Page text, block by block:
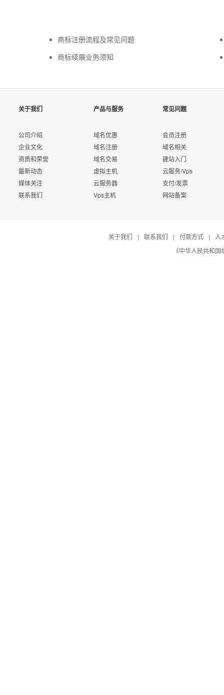
商标注册流程及常见问题
商标续展业务须知
关于我们
公司介绍
企业文化
资质和荣誉
最新动态
媒体关注
联系我们
产品与服务
域名优惠
域名注册
域名交易
虚拟主机
云服务器
Vps主机
常见问题
会员注册
域名相关
建站入门
云服务/Vps
支付/发票
网站备案
关于我们 | 联系我们 | 付款方式 |
人
《中华人民共和